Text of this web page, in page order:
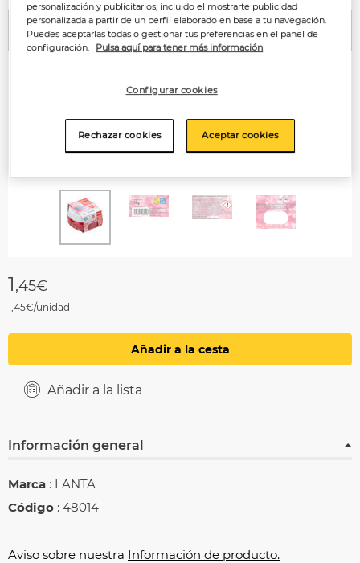
Anterior
1,45€
1,45€/unidad
Añadir a la cesta
Añadir a la lista
Información general
Marca : LANTA
Código : 48014
Aviso sobre nuestra Información de producto.
personalización y publicitarios, incluido el mostrarte publicidad
personalizada a partir de un perfil elaborado en base a tu navegación.
Puedes aceptarlas todas o gestionar tus preferencias en el panel de
configuración.
Pulsa aquí para tener más información
Configurar cookies
Rechazar cookies Aceptar cookies